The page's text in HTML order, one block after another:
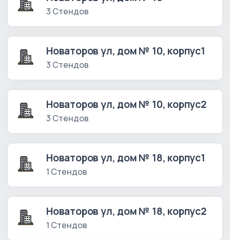
3 Стендов
Новаторов ул, дом № 10, корпус1
3 Стендов
Новаторов ул, дом № 10, корпус2
3 Стендов
Новаторов ул, дом № 18, корпус1
1 Стендов
Новаторов ул, дом № 18, корпус2
1 Стендов